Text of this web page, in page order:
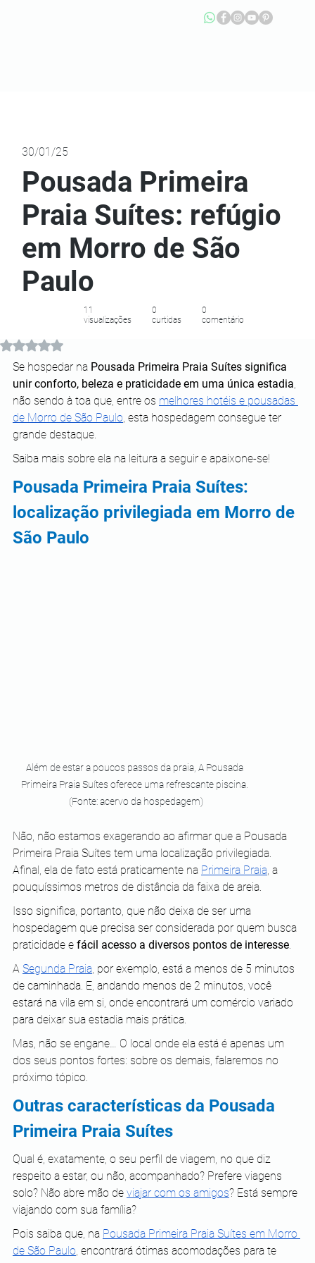
Avaliado com NaN de 5 estrelas.
Se hospedar na Pousada Primeira Praia Suítes significa
unir conforto, beleza e praticidade em uma única estadia,
não sendo à toa que, entre os melhores hotéis e pousadas
de Morro de São Paulo, esta hospedagem consegue ter
grande destaque.
Saiba mais sobre ela na leitura a seguir e apaixone-se!
Pousada Primeira Praia Suítes:
localização privilegiada em Morro de
São Paulo
Além de estar a poucos passos da praia, A Pousada
Primeira Praia Suítes oferece uma refrescante piscina.
(Fonte: acervo da hospedagem)
Não, não estamos exagerando ao afirmar que a Pousada
Primeira Praia Suítes tem uma localização privilegiada.
Afinal, ela de fato está praticamente na Primeira Praia, a
pouquíssimos metros de distância da faixa de areia.
Isso significa, portanto, que não deixa de ser uma
hospedagem que precisa ser considerada por quem busca
praticidade e fácil acesso a diversos pontos de interesse.
A Segunda Praia, por exemplo, está a menos de 5 minutos
de caminhada. E, andando menos de 2 minutos, você
estará na vila em si, onde encontrará um comércio variado
para deixar sua estadia mais prática.
Mas, não se engane… O local onde ela está é apenas um
dos seus pontos fortes: sobre os demais, falaremos no
próximo tópico.
Outras características da Pousada
Primeira Praia Suítes
Qual é, exatamente, o seu perfil de viagem, no que diz
respeito a estar, ou não, acompanhado? Prefere viagens
solo? Não abre mão de viajar com os amigos? Está sempre
viajando com sua família?
Pois saiba que, na Pousada Primeira Praia Suítes em Morro
de São Paulo, encontrará ótimas acomodações para te
11
visualizações
0
curtidas
0
comentário
Pousada Primeira
Praia Suítes: refúgio
em Morro de São
Paulo
30/01/25